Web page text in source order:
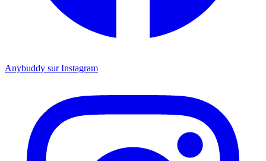
Anybuddy sur Instagram